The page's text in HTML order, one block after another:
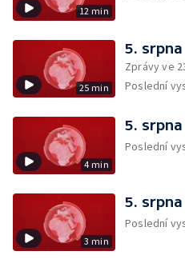
12 min
25 min
5.
Zprávy ve
Poslední
4 min
5.
Poslední
3 min
5.
Poslední